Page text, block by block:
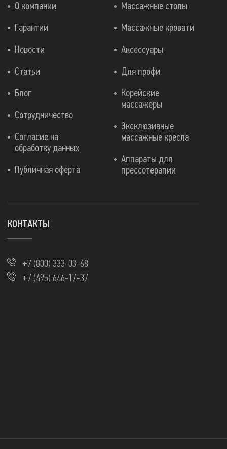
Массажные столы
Массажные кровати
Аксессуары
Для профи
Корейские
массажеры
Эксклюзивные
массажные кресла
Аппараты для
прессотерапии
О компании
Гарантии
Новости
Статьи
Блог
Сотрудничество
Согласие на
обработку данных
Публичная оферта
КОНТАКТЫ
+7 (800) 333-03-68
+7 (495) 646-17-37